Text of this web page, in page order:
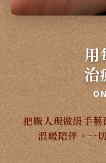
用
治
把職人現做級手
溫暖陪伴。一